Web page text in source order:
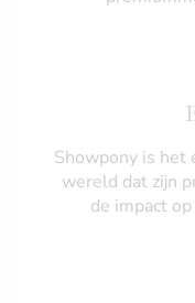
Showpony is het
wereld dat zijn
de impact